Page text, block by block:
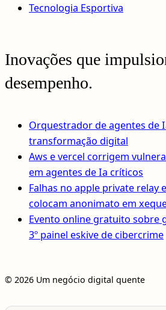
Tecnologia Esportiva
Inovações que
desempenho.
Orquestrador de agentes de
transformação digital
Aws e vercel corrigem
em agentes de Ia críticos
Falhas no apple private relay
colocam anonimato em
Evento online gratuito sobre
3º painel eskive de cibercrime
© 2026 Um negócio digital quente